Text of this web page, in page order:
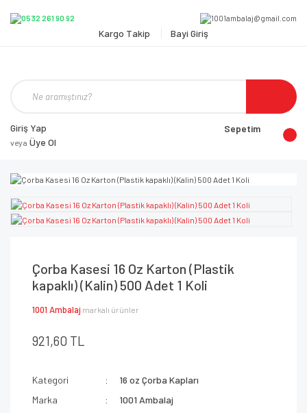
Kargo Takip Bayi Giriş
Giriş Yap
veya Üye Ol
Sepetim
Çorba Kasesi 16 Oz Karton (Plastik
kapaklı) (Kalin) 500 Adet 1 Koli
1001 Ambalaj markalı ürünler
921,60 TL
Kategori
16 oz Çorba Kapları
Marka
1001 Ambalaj